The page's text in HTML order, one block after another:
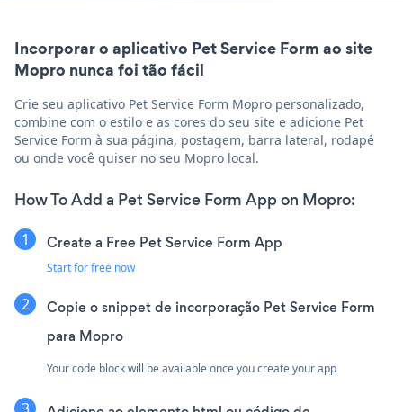
Incorporar o aplicativo Pet Service Form ao site
Mopro nunca foi tão fácil
Crie seu aplicativo Pet Service Form Mopro personalizado,
combine com o estilo e as cores do seu site e adicione Pet
Service Form à sua página, postagem, barra lateral, rodapé
ou onde você quiser no seu Mopro local.
How To Add a Pet Service Form App on Mopro:
Create a Free Pet Service Form App
Start for free now
Copie o snippet de incorporação Pet Service Form
para Mopro
Your code block will be available once you create your app